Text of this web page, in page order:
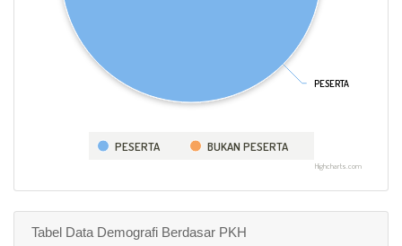
PESERTA
PESERTA
PESERTA BUKAN PESERTA
Highcharts.com
Tabel Data Demografi Berdasar PKH